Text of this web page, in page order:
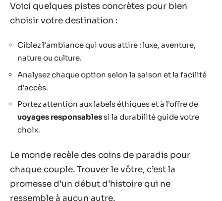
Voici quelques pistes concrètes pour bien
choisir votre destination :
Ciblez l’ambiance qui vous attire : luxe, aventure,
nature ou culture.
Analysez chaque option selon la saison et la facilité
d’accès.
Portez attention aux labels éthiques et à l’offre de
voyages responsablessi la durabilité guide votre
choix.
Le monde recèle des coins de paradis pour
chaque couple. Trouver le vôtre, c’est la
promesse d’un début d’histoire qui ne
ressemble à aucun autre.